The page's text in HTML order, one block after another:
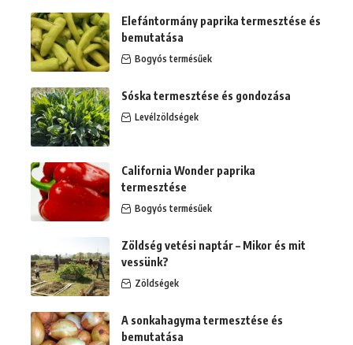
Elefántormány paprika termesztése és
bemutatása
Bogyós termésűek
Sóska termesztése és gondozása
Levélzöldségek
California Wonder paprika
termesztése
Bogyós termésűek
Zöldség vetési naptár – Mikor és mit
vessünk?
Zöldségek
A sonkahagyma termesztése és
bemutatása